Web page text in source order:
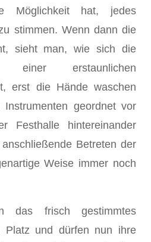
Möglichkeit hat, jedes
stimmen. Wenn dann die
sieht man, wie sich die
einer erstaunlichen
erst die Hände waschen
geordnet vor
Festhalle hintereinander
Betreten der
Weise immer noch
das frisch gestimmtes
Platz und dürfen nun ihre